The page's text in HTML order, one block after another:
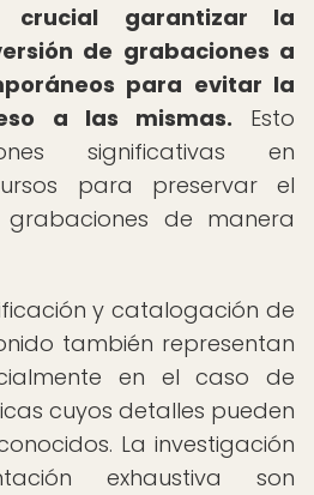
crucial garantizar la
de grabaciones a
para evitar la
a las mismas. Esto
significativas en
para preservar el
de manera
y catalogación de
también representan
en el caso de
cuyos detalles pueden
La investigación
exhaustiva son